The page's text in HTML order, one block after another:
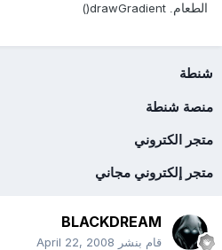
الطعام. drawGradient()
شنطة
منصة شنطة
متجر الكتروني
متجر إلكتروني مجاني
BLACKDREAM
قام بنشر April 22, 2008